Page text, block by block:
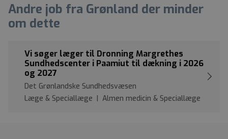
Andre job fra Grønland der minder
om dette
Vi søger læger til Dronning Margrethes
Sundhedscenter i Paamiut til dækning i 2026
og 2027
Det Grønlandske Sundhedsvæsen
Læge & Speciallæge | Almen medicin & Speciallæge